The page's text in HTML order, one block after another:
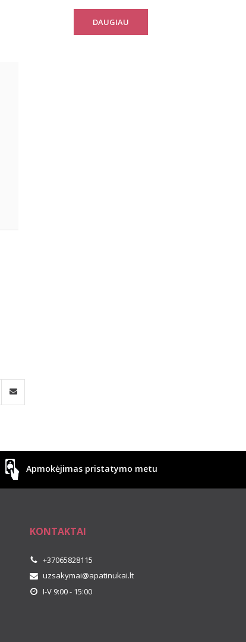
DAUGIAU
Apmokėjimas pristatymo metu
KONTAKTAI
+37065828115
uzsakymai@apatinukai.lt
I-V 9:00 - 15:00